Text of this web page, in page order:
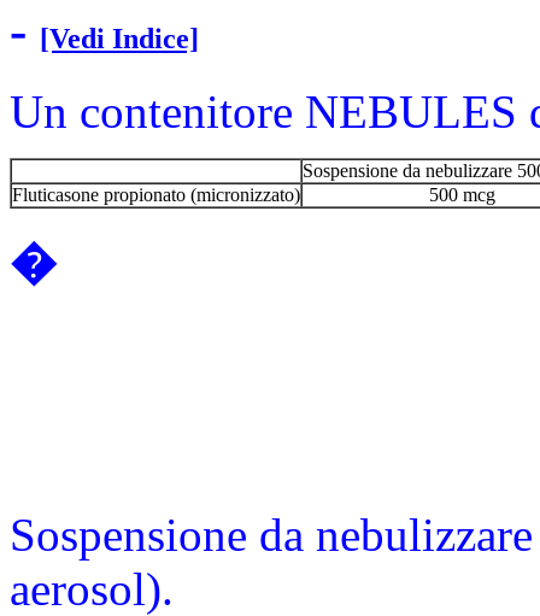
- [Vedi Indice]
Un contenitore NEBULES
Sospensione da nebulizzare
Fluticasone propionato (micronizzato)
500 mcg
�
Sospensione da
aerosol).